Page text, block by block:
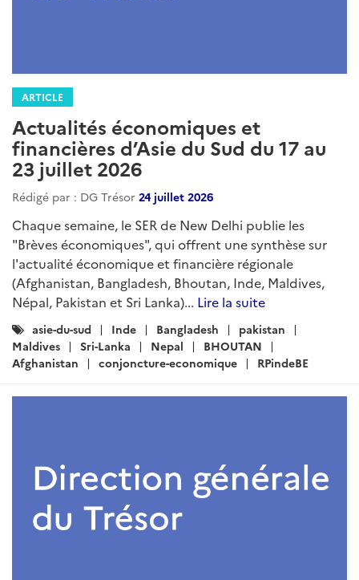
ARTICLE
Actualités économiques et
financières d’Asie du Sud du 17 au
23 juillet 2026
Rédigé par : DG Trésor 24 juillet 2026
Chaque semaine, le SER de New Delhi publie les
"Brèves économiques", qui offrent une synthèse sur
l'actualité économique et financière régionale
(Afghanistan, Bangladesh, Bhoutan, Inde, Maldives,
Népal, Pakistan et Sri Lanka)... Lire la suite
Catégories
:
asie-du-sud Inde Bangladesh
pakistan
Maldives
Sri-Lanka Nepal
BHOUTAN
Afghanistan
conjoncture-economique RPindeBE